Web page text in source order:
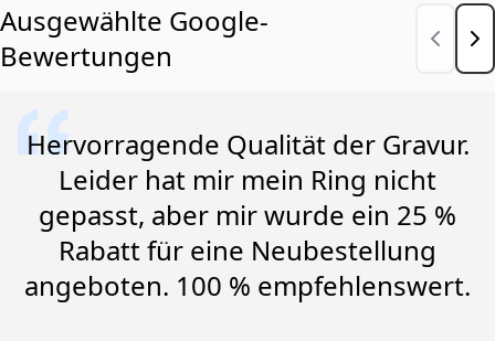
Ausgewählte Google-
Bewertungen
Hervorragende Qualität der Gravur.
Leider hat mir mein Ring nicht
gepasst, aber mir wurde ein 25 %
Rabatt für eine Neubestellung
angeboten. 100 % empfehlenswert.